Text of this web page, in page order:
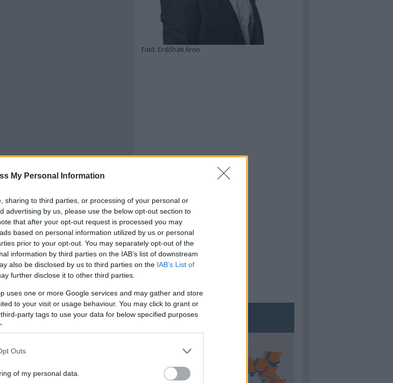
My Personal Information
sharing to third parties, or processing of your personal or
advertising by us, please use the below opt-out section to
that after your opt-out request is processed you may
based on personal information utilized by us or personal
prior to your opt-out. You may separately opt-out of the
information by third parties on the IAB’s list of downstream
also be disclosed by us to third parties on the IAB’s List of
further disclose it to other third parties.
uses one or more Google services and may gather and store
to your visit or usage behaviour. You may click to grant or
party tags to use your data for below specified purposes
Outs
of my personal data.
Fotó: Erdőháti Áron